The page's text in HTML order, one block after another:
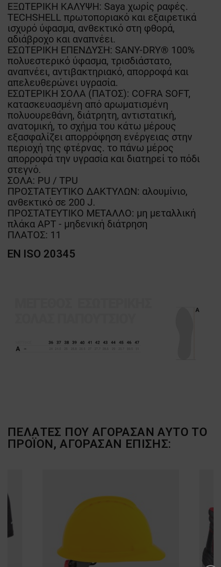
ΕΞΩΤΕΡΙΚΗ ΚΑΛΥΨΗ: Saya χωρίς ραφές.
TECHSHELL πρωτοποριακό και εξαιρετικά
ισχυρό ύφασμα, ανθεκτικό στη φθορά,
αδιάβροχο και αναπνέει.
ΕΣΩΤΕΡΙΚΗ ΕΠΕΝΔΥΣΗ: SANY-DRY® 100%
πολυεστερικό ύφασμα, τρισδιάστατο,
αναπνέει, αντιβακτηριακό, απορροφά και
απελευθερώνει υγρασία.
ΕΣΩΤΕΡΙΚΗ ΣΟΛΑ (ΠΑΤΟΣ): COFRA SOFT,
κατασκευασμένη από αρωματισμένη
πολυουρεθάνη, διάτρητη, αντιστατική,
ανατομική, το σχήμα του κάτω μέρους
εξασφαλίζει απορρόφηση ενέργειας στην
περιοχή της φτέρνας. το πάνω μέρος
απορροφά την υγρασία και διατηρεί το πόδι
στεγνό.
ΣΟΛΑ: PU / TPU
ΠΡΟΣΤΑΤΕΥΤΙΚΟ ΔΑΚΤΥΛΩΝ: αλουμίνιο,
ανθεκτικό σε 200 J.
ΠΡΟΣΤΑΤΕΥΤΙΚΟ ΜΕΤΑΛΛΟ: μη μεταλλική
πλάκα APT - μηδενική διάτρηση
ΠΛΑΤΟΣ: 11
EN ISO 20345
ΠΕΛΆΤΕΣ ΠΟΥ ΑΓΌΡΑΣΑΝ ΑΥΤΌ ΤΟ
ΠΡΟΪΌΝ, ΑΓΌΡΑΣΑΝ ΕΠΊΣΗΣ: